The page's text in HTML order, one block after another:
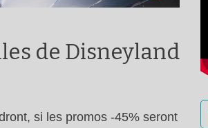
de Disneyland
si les promos -45% seront